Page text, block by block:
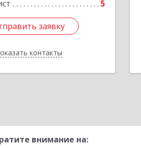
5
заявку
контакты
заявку
Назад
внимание на: